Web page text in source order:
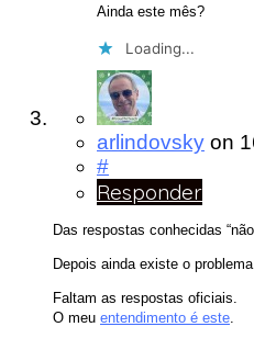
Ainda este mês?
Loading...
arlindovsky on
#
Responder
Das respostas conhecidas
Depois ainda existe o
Faltam as respostas oficiais.
O meu entendimento é este.